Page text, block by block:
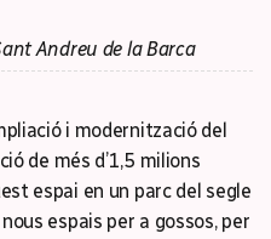
Andreu de la Barca
i modernització del
de més d’1,5 milions
espai en un parc del segle
espais per a gossos, per